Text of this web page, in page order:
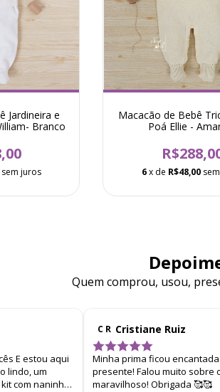
Jardineira e
Branco
sem juros
Macacão de Bebê
Poá Ellie -
6 x de R$48,00
Quem comprou, usou,
E estou aqui
lindo, um
com naninha,
C R Cristiane Ruiz
Minha prima ficou
presente! Falou muito sobre
maravilhoso! Obrigada 🥰🥰